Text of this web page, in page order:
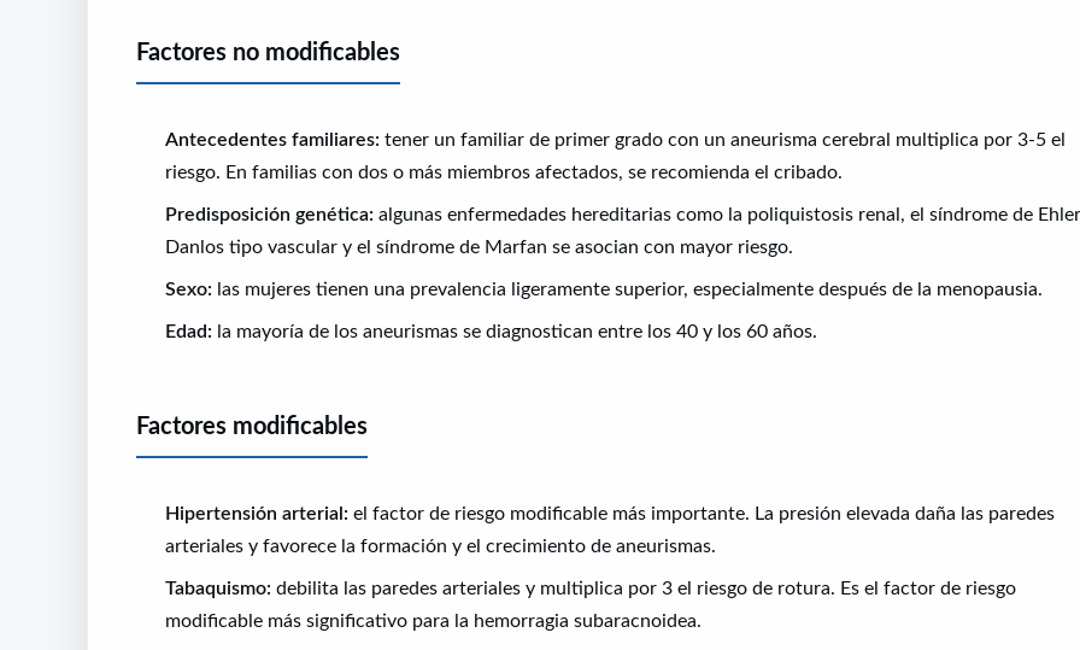
Factores no modificables
Antecedentes familiares: tener un familiar de primer grado con un aneurisma cerebral multiplica por 3-5 el
riesgo. En familias con dos o más miembros afectados, se recomienda el cribado.
Predisposición genética: algunas enfermedades hereditarias como la poliquistosis renal, el síndrome de
Danlos tipo vascular y el síndrome de Marfan se asocian con mayor riesgo.
Sexo: las mujeres tienen una prevalencia ligeramente superior, especialmente después de la menopausia.
Edad: la mayoría de los aneurismas se diagnostican entre los 40 y los 60 años.
Factores modificables
Hipertensión arterial: el factor de riesgo modificable más importante. La presión elevada daña las paredes
arteriales y favorece la formación y el crecimiento de aneurismas.
Tabaquismo: debilita las paredes arteriales y multiplica por 3 el riesgo de rotura. Es el factor de riesgo
modificable más significativo para la hemorragia subaracnoidea.